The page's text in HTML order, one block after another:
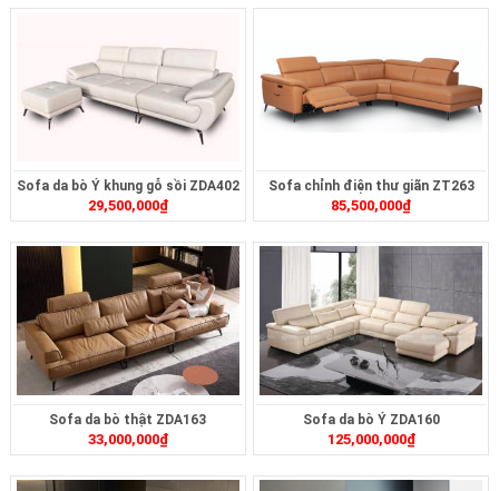
Sofa da bò Ý khung gỗ sồi ZDA402
29,500,000₫
Sofa chỉnh điện thư giãn ZT263
85,500,000₫
Sofa da bò thật ZDA163
33,000,000₫
Sofa da bò Ý ZDA160
125,000,000₫